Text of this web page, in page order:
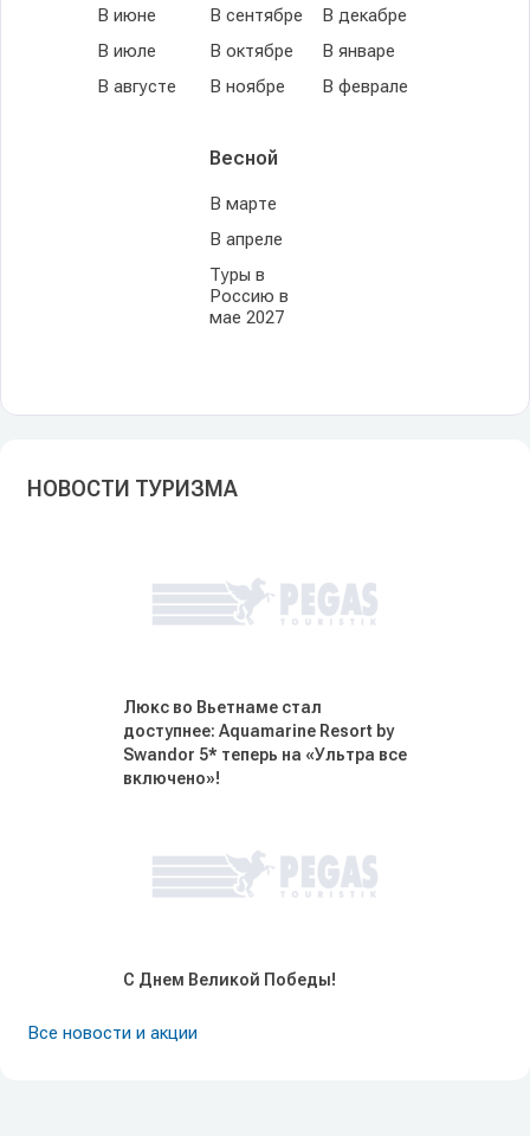
В июне
В июле
В августе
В сентябре
В октябре
В ноябре
В декабре
В январе
В феврале
Весной
В марте
В апреле
Туры в
Россию в
мае 2027
НОВОСТИ ТУРИЗМА
Люкс во Вьетнаме стал
доступнее: Aquamarine Resort by
Swandor 5* теперь на «Ультра все
включено»!
С Днем Великой Победы!
Все новости и акции